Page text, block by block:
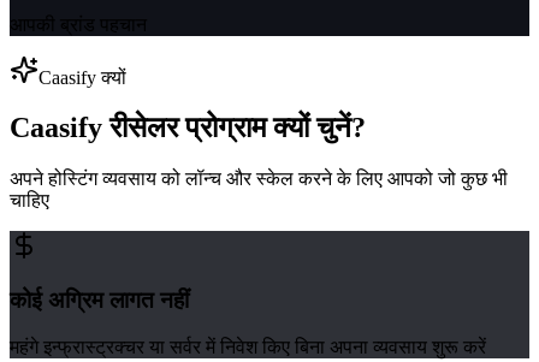
आपकी ब्रांड पहचान
Caasify क्यों
Caasify रीसेलर प्रोग्राम क्यों चुनें?
अपने होस्टिंग व्यवसाय को लॉन्च और स्केल करने के लिए आपको जो कुछ भी
चाहिए
कोई अग्रिम लागत नहीं
महंगे इन्फ्रास्ट्रक्चर या सर्वर में निवेश किए बिना अपना व्यवसाय शुरू करें